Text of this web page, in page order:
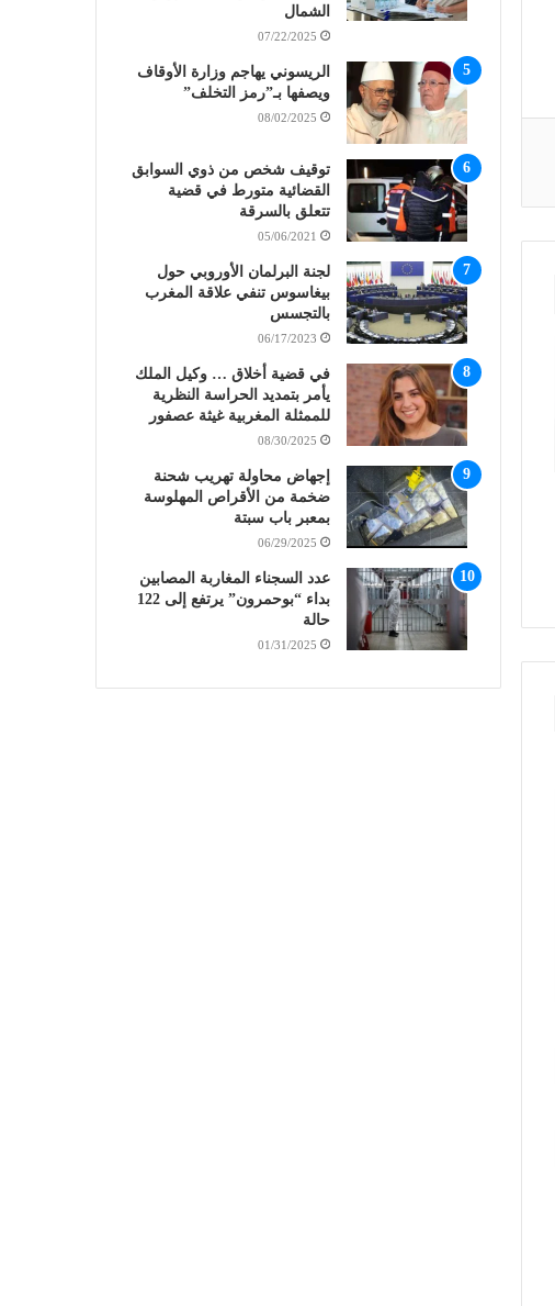
الشمال
07/22/2025
الريسوني يهاجم وزارة الأوقاف
ويصفها بـ”رمز التخلف”
08/02/2025
توقيف شخص من ذوي السوابق
القضائية متورط في قضية
تتعلق بالسرقة
05/06/2021
لجنة البرلمان الأوروبي حول
بيغاسوس تنفي علاقة المغرب
بالتجسس
06/17/2023
في قضية أخلاق … وكيل الملك
يأمر بتمديد الحراسة النظرية
للممثلة المغربية غيثة عصفور
08/30/2025
إجهاض محاولة تهريب شحنة
ضخمة من الأقراص المهلوسة
بمعبر باب سبتة
06/29/2025
عدد السجناء المغاربة المصابين
بداء “بوحمرون” يرتفع إلى 122
حالة
01/31/2025